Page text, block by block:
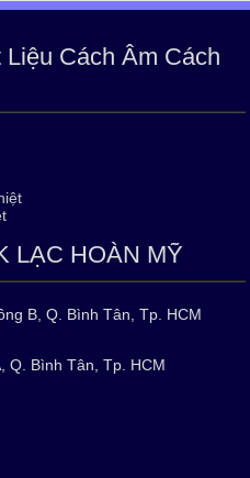
Cách Âm Cách
LẠC HOÀN MỸ
B, Q. Bình Tân, Tp. HCM
Q. Bình Tân, Tp. HCM